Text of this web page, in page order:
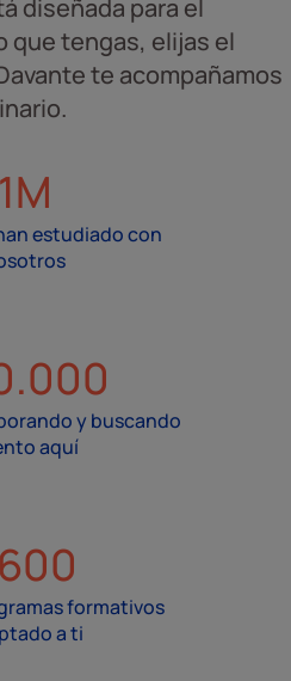
diseñada para el
que tengas, elijas el
te acompañamos
1M
estudiado con
y buscando
aquí
formativos
a ti